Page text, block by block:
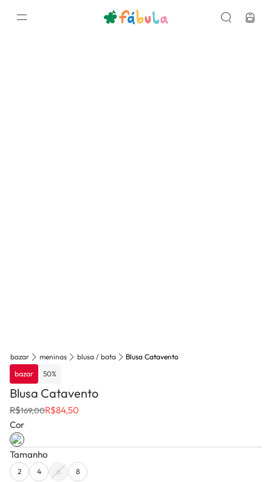
bazar meninas blusa / bata
Blusa Catavento
bazar
50%
Blusa Catavento
R$169,00R$84,50
Cor
Tamanho
2 4 6 8